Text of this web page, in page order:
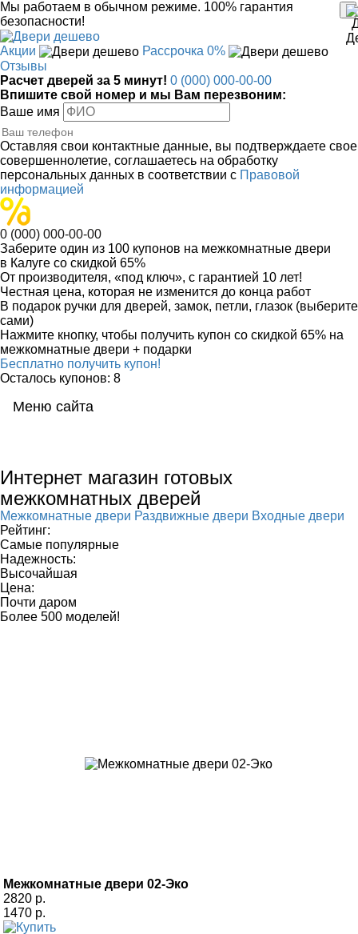
Мы работаем в обычном режиме. 100% гарантия
безопасности!
Акции
Рассрочка 0%
Отзывы
Расчет дверей за 5 минут! 0 (000) 000-00-00
Впишите свой номер и мы Вам перезвоним:
Ваше имя
Оставляя свои контактные данные, вы подтверждаете свое
совершеннолетие, соглашаетесь на обработку
персональных данных в соответствии с Правовой
информацией
0 (000) 000-00-00
Заберите один из 100 купонов на межкомнатные двери
в Калуге со скидкой 65%
От производителя, «под ключ», с гарантией 10 лет!
Честная цена, которая не изменится до конца работ
В подарок ручки для дверей, замок, петли, глазок (выберите
сами)
Нажмите кнопку, чтобы получить купон со скидкой 65% на
межкомнатные двери + подарки
Бесплатно получить купон!
Осталось купонов: 8
Меню сайта
Интернет магазин готовых
межкомнатных дверей
Межкомнатные двери Раздвижные двери Входные двери
Рейтинг:
Самые популярные
Надежность:
Высочайшая
Цена:
Почти даром
Более 500 моделей!
Межкомнатные двери 02-Эко
2820 р.
1470 р.